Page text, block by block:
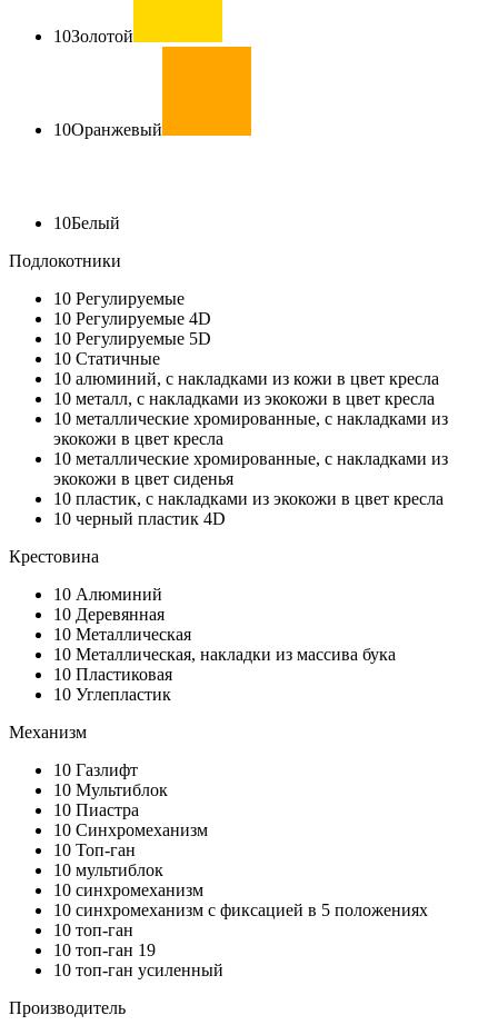
10Золотой
10Оранжевый
10Белый
Подлокотники
10 Регулируемые
10 Регулируемые 4D
10 Регулируемые 5D
10 Статичные
10 алюминий, с накладками из кожи в цвет кресла
10 металл, с накладками из экокожи в цвет кресла
10 металлические хромированные, с накладками из
экокожи в цвет кресла
10 металлические хромированные, с накладками из
экокожи в цвет сиденья
10 пластик, с накладками из экокожи в цвет кресла
10 черный пластик 4D
Крестовина
10 Алюминий
10 Деревянная
10 Металлическая
10 Металлическая, накладки из массива бука
10 Пластиковая
10 Углепластик
Механизм
10 Газлифт
10 Мультиблок
10 Пиастра
10 Синхромеханизм
10 Топ-ган
10 мультиблок
10 синхромеханизм
10 синхромеханизм с фиксацией в 5 положениях
10 топ-ган
10 топ-ган 19
10 топ-ган усиленный
Производитель